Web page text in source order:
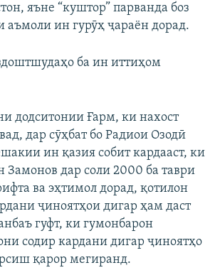
яъне “куштор” парванда боз
аъмоли ин гурӯҳ ҷараён дорад.
ба ин иттиҳом
додситонии Ғарм, ки нахост
дар сӯҳбат бо Радиои Озодӣ
ин қазия собит кардааст, ки
дар соли 2000 ба таври
ва эҳтимол дорад, қотилон
ҷиноятҳои дигар ҳам даст
гуфт, ки гумонбарон
содир кардани дигар ҷиноятҳо
қарор мегиранд.